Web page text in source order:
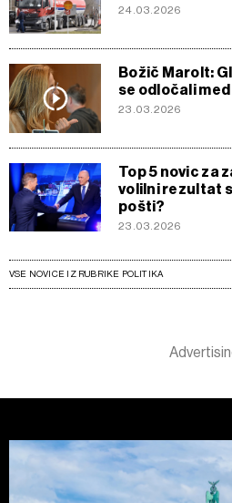
24.03.2026
Božič Marolt:
se odločali
23.03.2026
Top 5 novic za
volilni rezultat
pošti?
23.03.2026
VSE NOVICE IZ RUBRIKE POLITIKA